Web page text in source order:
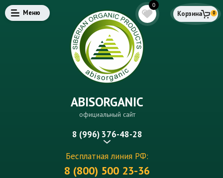
Меню
ABISORGANIC
официальный сайт
8 (996) 376-48-28
Бесплатная линия РФ:
8 (800) 500 23-36
0
0
Корзина